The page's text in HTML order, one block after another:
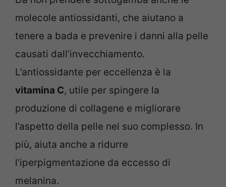
molecole antiossidanti, che aiutano a
tenere a bada e prevenire i danni alla pelle
causati dall’invecchiamento.
L’antiossidante per eccellenza è la
vitamina C, utile per spingere la
produzione di collagene e migliorare
l’aspetto della pelle nel suo complesso. In
più, aiuta anche a ridurre
l’iperpigmentazione da eccesso di
melanina.